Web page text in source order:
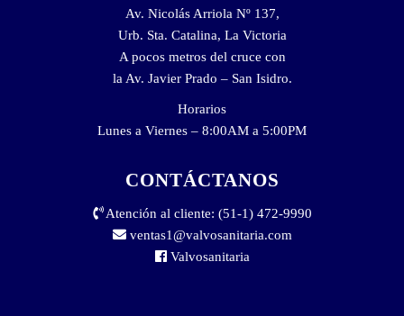
Av. Nicolás Arriola Nº 137,
Urb. Sta. Catalina, La Victoria
A pocos metros del cruce con
la Av. Javier Prado – San Isidro.
Horarios
Lunes a Viernes – 8:00AM a 5:00PM
CONTÁCTANOS
Atención al cliente: (51-1) 472-9990
ventas1@valvosanitaria.com
Valvosanitaria